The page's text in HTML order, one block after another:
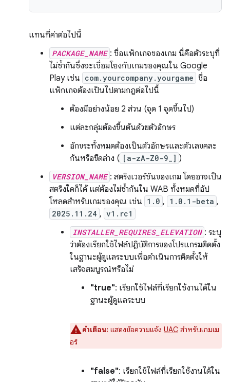
แทนที่ค่าต่อไปนี้
PACKAGE_NAME : ชื่อแพ็กเกจของเกม นี่คือตัวระบุที่
ไม่ซ้ำกันซึ่งจะเชื่อมโยงกับเกมของคุณใน Google
Play เช่น com.yourcompany.yourgame ชื่อ
แพ็กเกจต้องเป็นไปตามกฎต่อไปนี้
ต้องมีอย่างน้อย 2 ส่วน (จุด 1 จุดขึ้นไป)
แต่ละกลุ่มต้องขึ้นต้นด้วยตัวอักษร
อักขระทั้งหมดต้องเป็นตัวอักษรและตัวเลขคละ
กันหรือขีดล่าง ( [a-zA-Z0-9_] )
VERSION_NAME : สตริงเวอร์ชันของเกม โดยอาจเป็น
สตริงใดก็ได้ แต่ต้องไม่ซ้ำกันใน WAB ทั้งหมดที่อัป
โหลดสำหรับเกมของคุณ เช่น 1.0 , 1.0.1-beta ,
2025.11.24 , v1.rc1
INSTALLER_REQUIRES_ELEVATION : ระบุ
ว่าต้องเรียกใช้ไฟล์ปฏิบัติการของโปรแกรมติดตั้ง
ในฐานะผู้ดูแลระบบเพื่อดำเนินการติดตั้งให้
เสร็จสมบูรณ์หรือไม่
"true": เรียกใช้ไฟล์ที่เรียกใช้งานได้ใน
ฐานะผู้ดูแลระบบ
คำเตือน: แสดงข้อความแจ้ง UAC สำหรับเกมเม
อร์
"false": เรียกใช้ไฟล์ที่เรียกใช้งานได้ใน